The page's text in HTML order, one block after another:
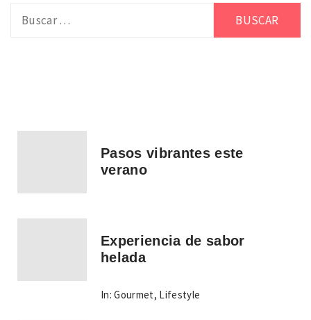
Pasos vibrantes este
verano
Experiencia de sabor
helada
In: Gourmet, Lifestyle